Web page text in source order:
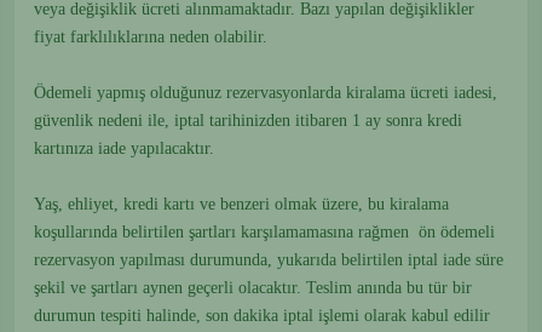
veya değişiklik ücreti alınmamaktadır. Bazı yapılan değişiklikler
fiyat farklılıklarına neden olabilir.
Ödemeli yapmış olduğunuz rezervasyonlarda kiralama ücreti iadesi,
güvenlik nedeni ile, iptal tarihinizden itibaren 1 ay sonra kredi
kartınıza iade yapılacaktır.
Yaş, ehliyet, kredi kartı ve benzeri olmak üzere, bu kiralama
koşullarında belirtilen şartları karşılamamasına rağmen ön ödemeli
rezervasyon yapılması durumunda, yukarıda belirtilen iptal iade süre
şekil ve şartları aynen geçerli olacaktır. Teslim anında bu tür bir
durumun tespiti halinde, son dakika iptal işlemi olarak kabul edilir